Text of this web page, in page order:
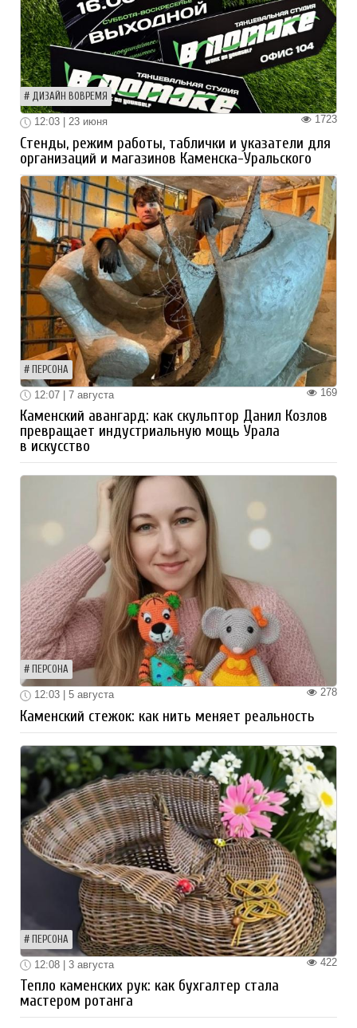
ДИЗАЙН ВОВРЕМЯ
1723
12:03 | 23 июня
Стенды, режим работы, таблички и указатели для
организаций и магазинов Каменска-Уральского
ПЕРСОНА
169
12:07 | 7 августа
Каменский авангард: как скульптор Данил Козлов
превращает индустриальную мощь Урала
в искусство
ПЕРСОНА
278
12:03 | 5 августа
Каменский стежок: как нить меняет реальность
ПЕРСОНА
422
12:08 | 3 августа
Тепло каменских рук: как бухгалтер стала
мастером ротанга